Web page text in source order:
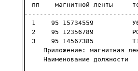
пп    магнитной ленты
1    95 15734559
2    95 12356789
3    95 14567385
Приложение: магнитная
Наименование должности